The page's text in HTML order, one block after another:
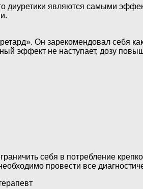
диуретики являются самыми
Он зарекомендовал себя
эффект не наступает, дозу
себя в потребление
провести все